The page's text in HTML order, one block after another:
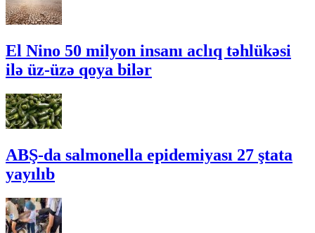
El Nino 50 milyon insanı aclıq təhlükəsi
ilə üz-üzə qoya bilər
ABŞ-da salmonella epidemiyası 27 ştata
yayılıb